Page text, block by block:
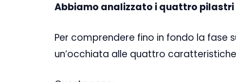
Abbiamo analizzato i quattro pilastri
Per comprendere fino in fondo la fase
un’occhiata alle quattro